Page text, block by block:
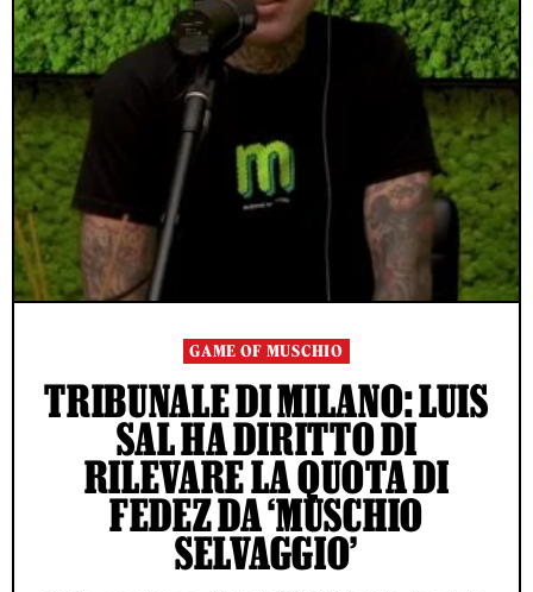
GAME OF MUSCHIO
TRIBUNALE DI MILANO: LUIS
SAL HA DIRITTO DI
RILEVARE LA QUOTA DI
FEDEZ DA ‘MUSCHIO
SELVAGGIO’